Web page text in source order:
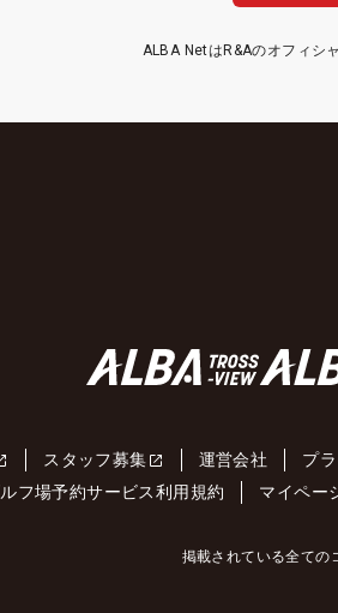
ALBA NetはR&Aのオフィシ
スタッフ募集 運営会社 プ
フ場予約サービス利用規約
マイペー
掲載されている全ての